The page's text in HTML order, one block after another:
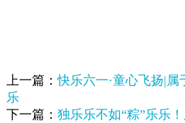
上一篇：快乐六一·童心飞扬|属
乐
下一篇： 独乐乐不如“粽”乐乐